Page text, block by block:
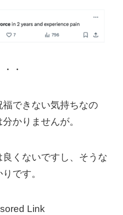
・
できない気持ちなの
かりませんが。
くないですし、そうな
です。
Link